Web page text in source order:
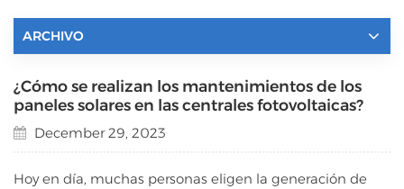
ARCHIVO
¿Cómo se realizan los mantenimientos de los
paneles solares en las centrales fotovoltaicas?
December 29, 2023
Hoy en día, muchas personas eligen la generación de